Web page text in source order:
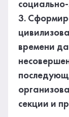
3.
времени
секции и